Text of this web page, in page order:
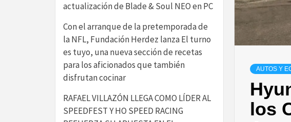
AUTOS Y
los
actualización de Blade & Soul NEO en PC
Con el arranque de la pretemporada de
la NFL, Fundación Herdez lanza El turno
es tuyo, una nueva sección de recetas
para los aficionados que también
disfrutan cocinar
RAFAEL VILLAZÓN LLEGA COMO LÍDER AL
SPEEDFEST Y HO SPEED RACING